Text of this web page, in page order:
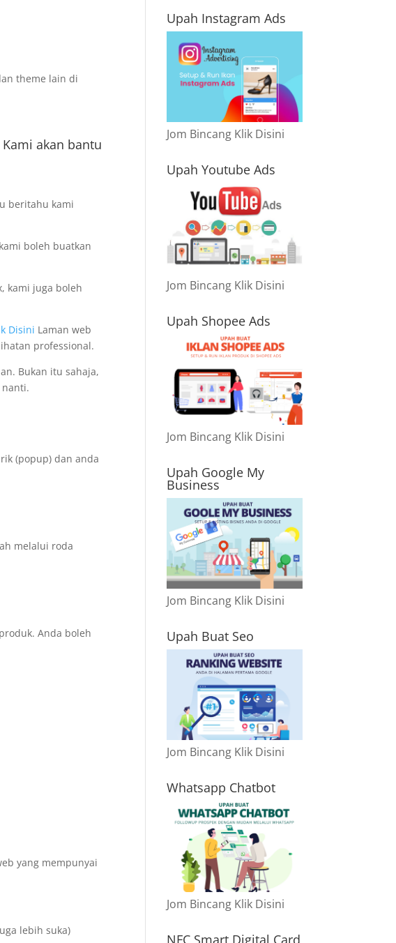
theme lain di
akan bantu
beritahu kami
boleh buatkan
kami juga boleh
Disini Laman web
professional.
Bukan itu sahaja,
(popup) dan anda
melalui roda
Anda boleh
yang mempunyai
lebih suka)
Upah Instagram Ads
Jom Bincang Klik Disini
Upah Youtube Ads
Jom Bincang Klik Disini
Upah Shopee Ads
Jom Bincang Klik Disini
Upah Google My
Business
Jom Bincang Klik Disini
Upah Buat Seo
Jom Bincang Klik Disini
Whatsapp Chatbot
Jom Bincang Klik Disini
NFC Smart Digital Card